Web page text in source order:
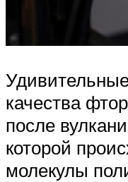
качества
после
которой
молекулы